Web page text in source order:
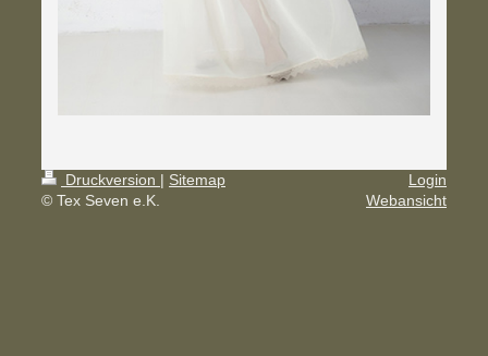
Druckversion | Sitemap
© Tex Seven e.K.
Login
Webansicht